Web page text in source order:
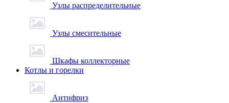
Узлы распределительные
Узлы смесительные
Шкафы коллекторные
Котлы и горелки
Антифриз